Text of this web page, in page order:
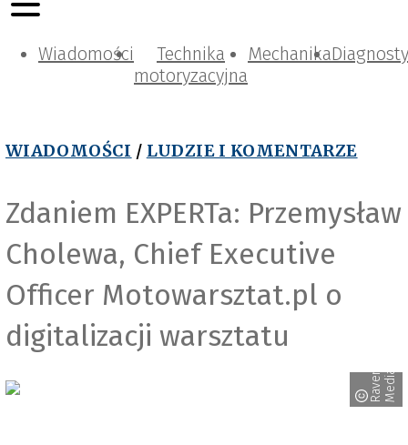
Wiadomości
Technika
motoryzacyjna
Mechanika
WIADOMOŚCI / LUDZIE I KOMENTARZE
Zdaniem EXPERTa: Przemysław
Cholewa, Chief Executive
Officer Motowarsztat.pl o
digitalizacji warsztatu
R
a
v
e
n
M
e
d
ia